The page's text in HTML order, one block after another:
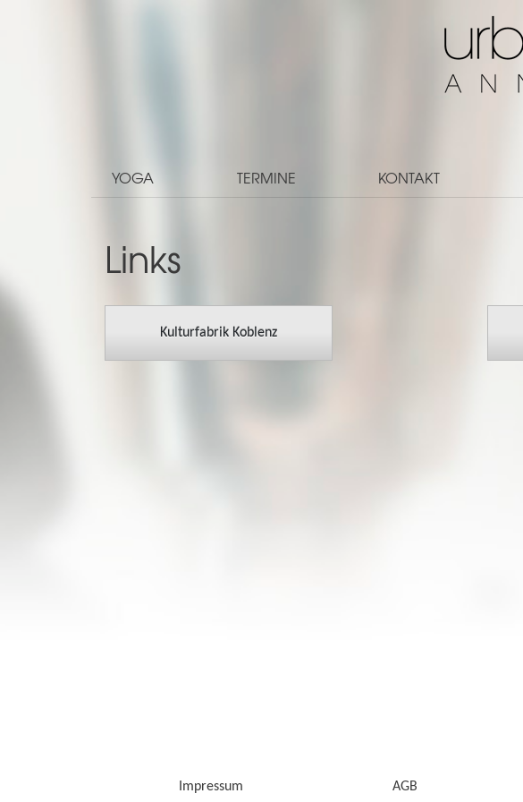
YOGA TERMINE KONTAKT
Links
Kulturfabrik Koblenz
Impressum AGB